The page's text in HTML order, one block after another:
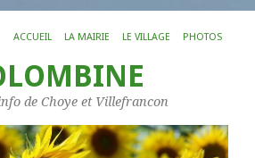
ACCUEIL LA MAIRIE LE VILLAGE PHOTOS
de Choye et Villefrancon